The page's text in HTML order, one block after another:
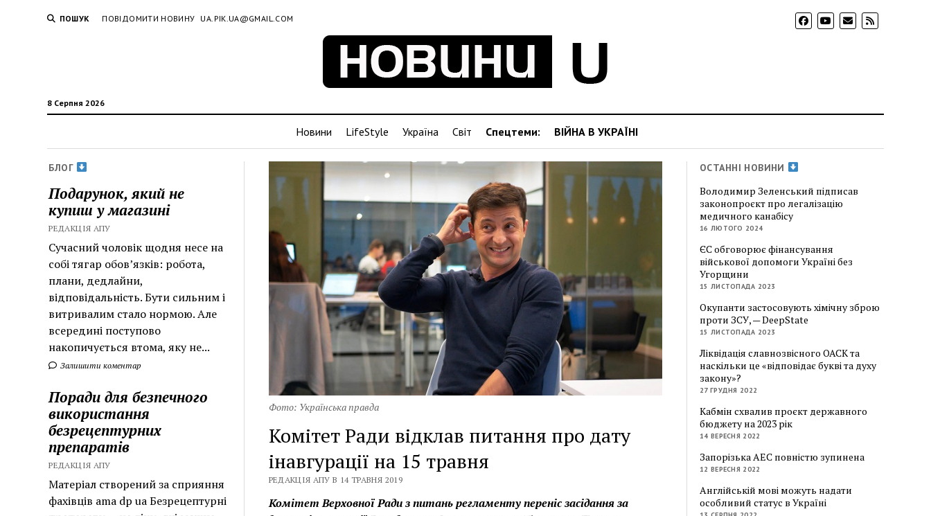
ПОШУК ПОВІДОМИТИ НОВИНУ UA.PIK.UA@GMAIL.COM
8 Серпня 2026
Новини LifeStyle Україна Світ Спецтеми: ВІЙНА В УКРАЇНІ
БЛОГ
Подарунок, який не
купиш у магазині
РЕДАКЦІЯ АПУ
Сучасний чоловік щодня несе на
собі тягар обов’язків: робота,
плани, дедлайни,
відповідальність. Бути сильним і
витривалим стало нормою. Але
всередині поступово
накопичується втома, яку не...
Залишити коментар
Поради для безпечного
використання
безрецептурних
препаратів
РЕДАКЦІЯ АПУ
Матеріал створений за сприяння
фахівців ama dp ua Безрецептурні
Фото: Українська правда
Комітет Ради відклав питання про дату
інавгурації на 15 травня
РЕДАКЦІЯ АПУ В 14 ТРАВНЯ 2019
Комітет Верховної Ради з питань регламенту переніс засідання за
ОСТАННІ НОВИНИ
Володимир Зеленський підписав
законопроєкт про легалізацію
медичного канабісу
16 ЛЮТОГО 2024
ЄС обговорює фінансування
військової допомоги Україні без
Угорщини
15 ЛИСТОПАДА 2023
Окупанти застосовують хімічну зброю
проти ЗСУ, — DeepState
15 ЛИСТОПАДА 2023
Ліквідація славнозвісного ОАСК та
наскільки це «відповідає букві та духу
закону»?
27 ГРУДНЯ 2022
Кабмін схвалив проєкт державного
бюджету на 2023 рік
14 ВЕРЕСНЯ 2022
Запорізька АЕС повністю зупинена
12 ВЕРЕСНЯ 2022
Англійській мові можуть надати
особливий статус в Україні